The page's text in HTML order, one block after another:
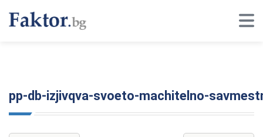
pp-db-izjivqva-svoeto-machitelno-